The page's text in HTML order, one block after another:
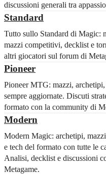
discussioni generali tra
Standard
Tutto sullo Standard di Magic:
mazzi competitivi, decklist e
altri giocatori sul forum di
Pioneer
Pioneer MTG: mazzi,
sempre aggiornate. Discuti
formato con la community di
Modern
Modern Magic: archetipi,
e tech del formato con tutte le
Analisi, decklist e discussioni
Metagame.